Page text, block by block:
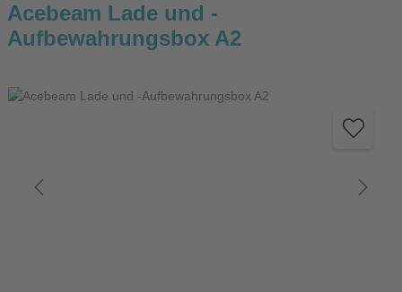
Durchschnittliche Bewertung von 0 von 5 Sternen
Acebeam Lade und -
Aufbewahrungsbox A2
Bildergalerie überspringen